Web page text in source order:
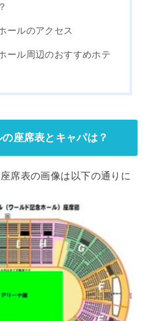
ールのアクセス
ール周辺のおすすめホテ
座席表とキャパは？
席表の画像は以下の通りに